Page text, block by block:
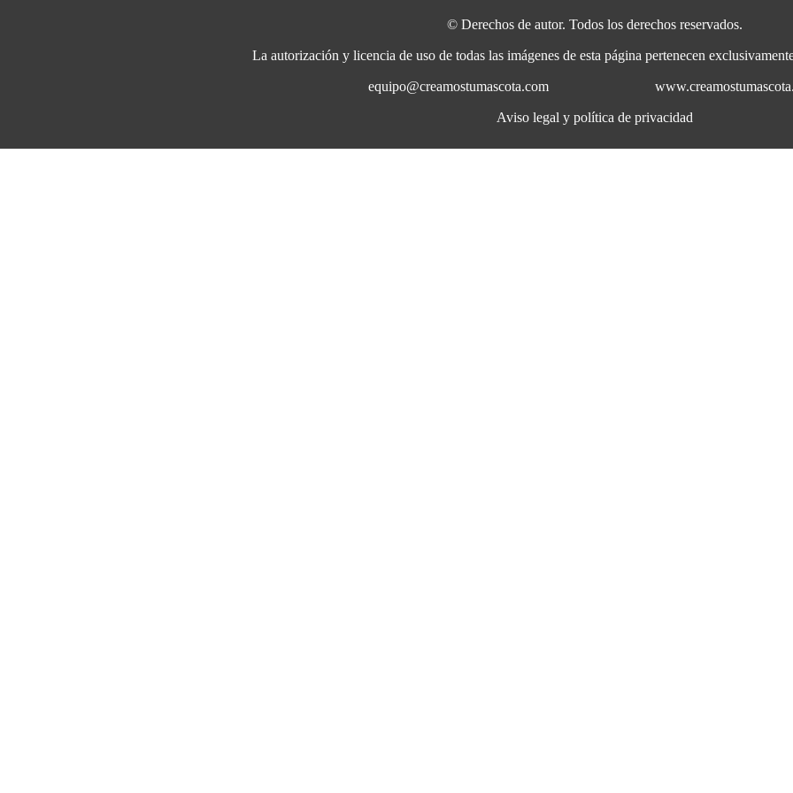
© Derechos de autor. Todos los derechos reservados.
La autorización y licencia de uso de todas las imágenes de esta página pertenecen
equipo@creamostumascota.com
Aviso legal y política de privacidad